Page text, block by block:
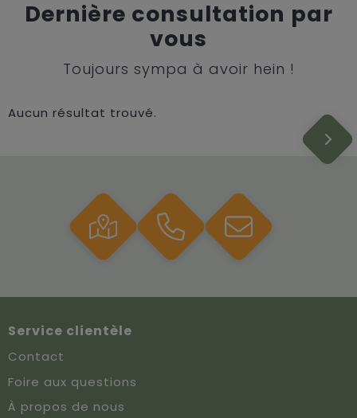
Dernière consultation par
vous
Toujours sympa à avoir hein !
Aucun résultat trouvé.
Service clientèle
Contact
Foire aux questions
À propos de nous